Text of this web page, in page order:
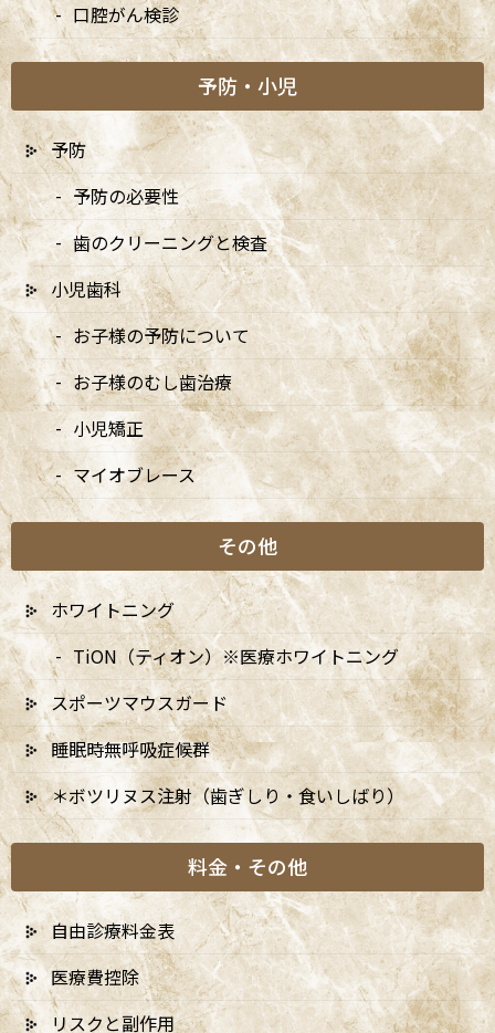
7月・8月の矯正診療日のお知らせ
2026/07/03
8月・9月の診療日変更のお知らせ
2026/04/13
5/3・4休診、5/5・6は9:00〜15:00診療、6/14は休
診です
2026/04/10
5月の矯正診療日のお知らせ
2026/04/10
月別アーカイブ
2025年
2024年
口腔がん検診
予防・小児
予防
予防の必要性
歯のクリーニングと検査
小児歯科
お子様の予防について
お子様のむし歯治療
小児矯正
マイオブレース
その他
ホワイトニング
TiON（ティオン）※医療ホワイトニング
スポーツマウスガード
睡眠時無呼吸症候群
＊ボツリヌス注射（歯ぎしり・食いしばり）
料金・その他
自由診療料金表
医療費控除
リスクと副作用